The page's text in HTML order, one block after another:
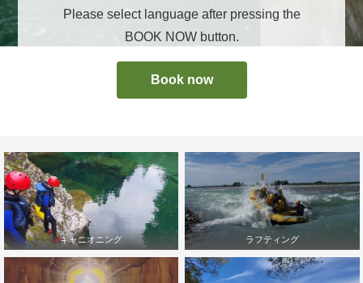
Please select language after pressing the
BOOK NOW button.
Book now
キャニオニング ラフティング